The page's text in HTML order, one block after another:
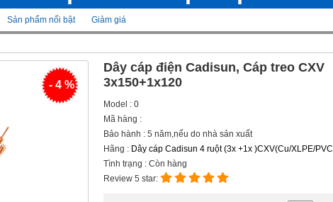
Sản phẩm nổi bật Giảm giá
- 4 %
Dây cáp điện Cadisun, Cáp treo CXV
3x150+1x120
Model : 0
Mã hàng :
Bảo hành : 5 năm,nếu do nhà sản xuất
Hãng : Dây cáp Cadisun 4 ruột (3x +1x )CXV(Cu/XLPE/PVC
Tình trạng : Còn hàng
Review 5 star: